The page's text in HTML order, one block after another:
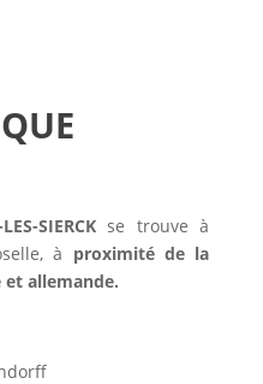
SIERCKse trouve à
à proximité de la
allemande.